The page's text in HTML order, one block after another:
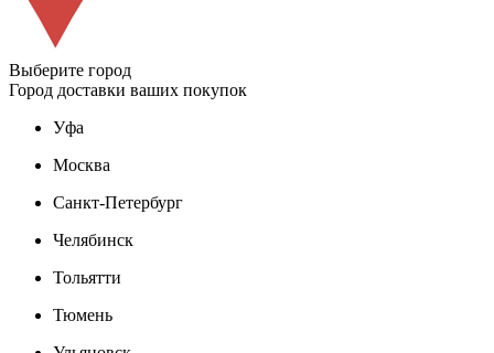
Выберите город
Город доставки ваших покупок
Уфа
Москва
Санкт-Петербург
Челябинск
Тольятти
Тюмень